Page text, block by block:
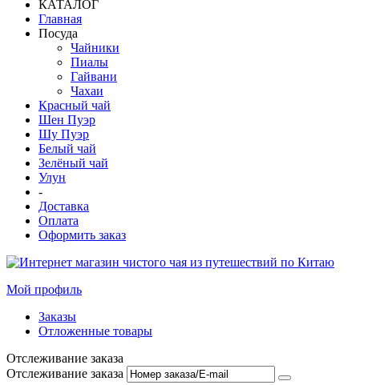
КАТАЛОГ
Главная
Посуда
Чайники
Пиалы
Гайвани
Чахаи
Красный чай
Шен Пуэр
Шу Пуэр
Белый чай
Зелёный чай
Улун
-
Доставка
Оплата
Оформить заказ
Мой профиль
Заказы
Отложенные товары
Отслеживание заказа
Отслеживание заказа